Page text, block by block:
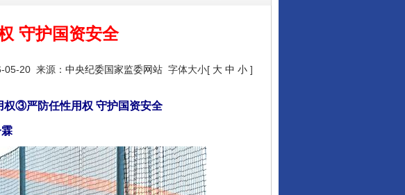
守护国资安全
05-20 来源： 中央纪委国家监委网站 字体大小[ 大 中 小 ]
权③严防任性用权 守护国资安全